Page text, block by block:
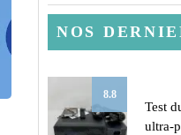
NOS
8.8
Test
ultra-